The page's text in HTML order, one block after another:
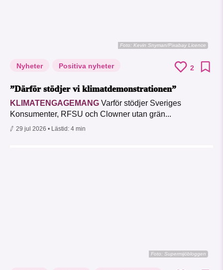
Foto: Kevin Snyman/Pixabay Licence
Nyheter Positiva nyheter 2
”Därför stödjer vi klimatdemonstrationen”
KLIMATENGAGEMANG Varför stödjer Sveriges
Konsumenter, RFSU och Clowner utan grän...
29 jul 2026 • Lästid: 4 min
Foto: Supermijöbloggen